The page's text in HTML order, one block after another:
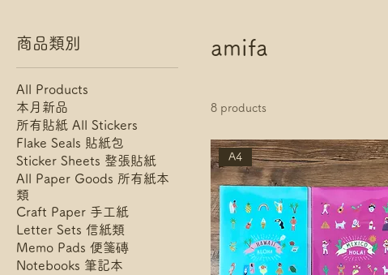
商品類別
All Products
本月新品
所有貼紙 All Stickers
Flake Seals 貼紙包
Sticker Sheets 整張貼紙
All Paper Goods 所有紙本
類
Craft Paper 手工紙
Letter Sets 信紙類
Memo Pads 便箋磚
Notebooks 筆記本
amifa
8 products
A4